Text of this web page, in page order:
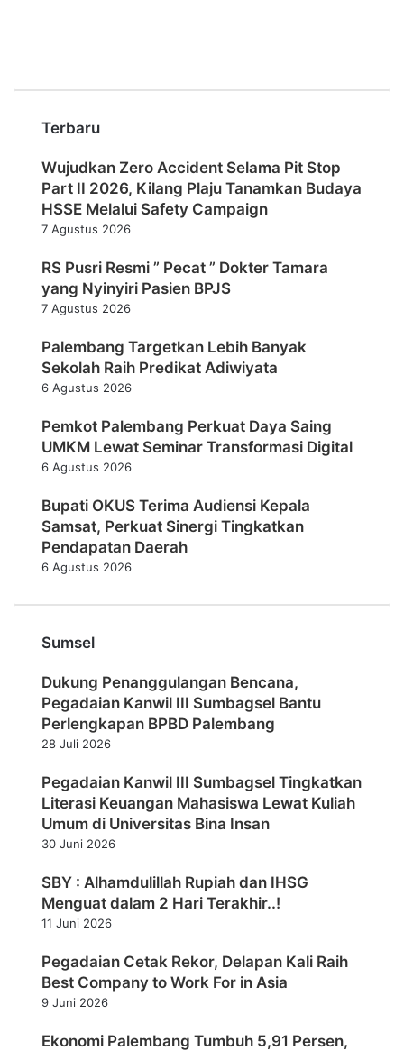
Terbaru
Wujudkan Zero Accident Selama Pit Stop
Part II 2026, Kilang Plaju Tanamkan Budaya
HSSE Melalui Safety Campaign
7 Agustus 2026
RS Pusri Resmi ” Pecat ” Dokter Tamara
yang Nyinyiri Pasien BPJS
7 Agustus 2026
Palembang Targetkan Lebih Banyak
Sekolah Raih Predikat Adiwiyata
6 Agustus 2026
Pemkot Palembang Perkuat Daya Saing
UMKM Lewat Seminar Transformasi Digital
6 Agustus 2026
Bupati OKUS Terima Audiensi Kepala
Samsat, Perkuat Sinergi Tingkatkan
Pendapatan Daerah
6 Agustus 2026
Sumsel
Dukung Penanggulangan Bencana,
Pegadaian Kanwil III Sumbagsel Bantu
Perlengkapan BPBD Palembang
28 Juli 2026
Pegadaian Kanwil III Sumbagsel Tingkatkan
Literasi Keuangan Mahasiswa Lewat Kuliah
Umum di Universitas Bina Insan
30 Juni 2026
SBY : Alhamdulillah Rupiah dan IHSG
Menguat dalam 2 Hari Terakhir..!
11 Juni 2026
Pegadaian Cetak Rekor, Delapan Kali Raih
Best Company to Work For in Asia
9 Juni 2026
Ekonomi Palembang Tumbuh 5,91 Persen,